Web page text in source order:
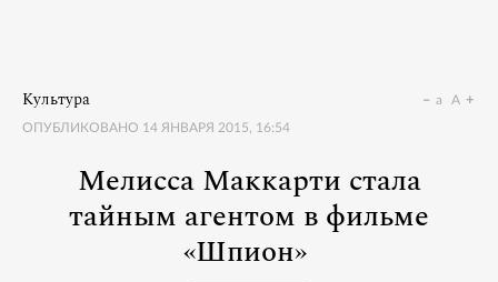
Культура
ОПУБЛИКОВАНО 14 ЯНВАРЯ 2015, 16:54
a A
Мелисса Маккарти стала
тайным агентом в фильме
«Шпион»